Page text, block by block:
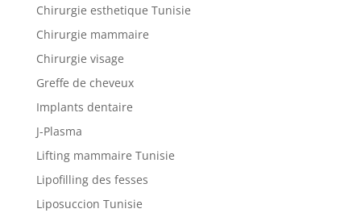
Nos
cliniques
articles
/
Chirurgie esthetique Tunisie
Chirurgie mammaire
Chirurgie visage
Greffe de cheveux
Implants dentaire
J-Plasma
Lifting mammaire Tunisie
Lipofilling des fesses
Liposuccion Tunisie